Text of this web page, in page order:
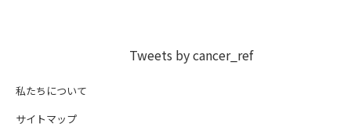
Tweets by cancer_ref
私たちについて
サイトマップ